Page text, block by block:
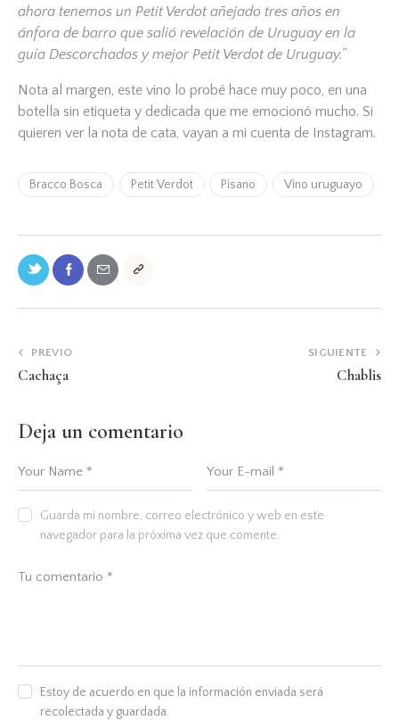
ahora tenemos un Petit Verdot añejado tres años en
ánfora de barro que salió revelación de Uruguay en la
guía Descorchados y mejor Petit Verdot de Uruguay.”
Nota al margen, este vino lo probé hace muy poco, en una
botella sin etiqueta y dedicada que me emocionó mucho. Si
quieren ver la nota de cata, vayan a mi cuenta de Instagram.
Bracco Bosca Petit Verdot Pisano Vino uruguayo
PREVIO
Cachaça
SIGUIENTE
Chablis
Deja un comentario
Guarda mi nombre, correo electrónico y web en este
navegador para la próxima vez que comente.
Estoy de acuerdo en que la información enviada será
recolectada y guardada.